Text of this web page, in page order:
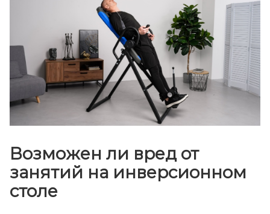
Возможен ли вред от
занятий на инверсионном
столе